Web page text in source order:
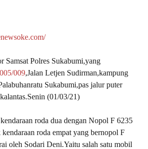
Samsat Polres Sukabumi,yang
005/009,Jalan Letjen Sudirman,kampung
Sukabumi,pas jalur puter
(01/03/21)
roda dua dengan Nopol F 6235
roda empat yang bernopol F
oleh Sodari Deni.Yaitu salah satu mobil